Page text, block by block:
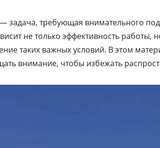
требующая внимательного
не только эффективность работы,
таких важных условий. В этом
внимание, чтобы избежать